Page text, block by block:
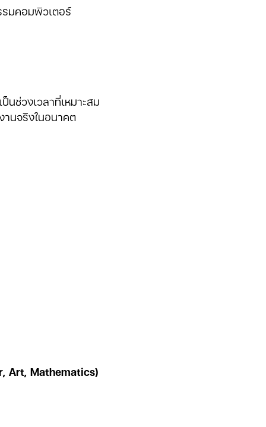
รมคอมพิวเตอร์
นช่วงเวลาที่เหมาะสม
นจริงในอนาคต
Art, Mathematics)